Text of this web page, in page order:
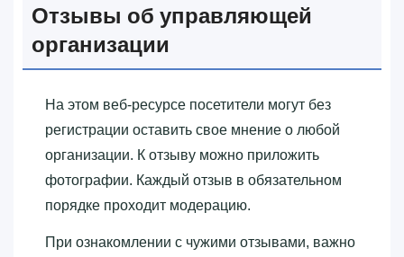
Отзывы об управляющей
организации
На этом веб-ресурсе посетители могут без
регистрации оставить свое мнение о любой
организации. К отзыву можно приложить
фотографии. Каждый отзыв в обязательном
порядке проходит модерацию.
При ознакомлении с чужими отзывами, важно